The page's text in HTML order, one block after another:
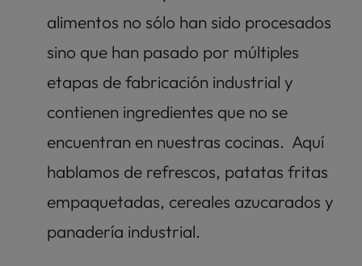
alimentos no sólo han sido procesados
sino que han pasado por múltiples
etapas de fabricación industrial y
contienen ingredientes que no se
encuentran en nuestras cocinas.  Aquí
hablamos de refrescos, patatas fritas
empaquetadas, cereales azucarados y
panadería industrial.